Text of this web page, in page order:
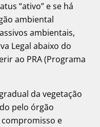
“ativo” e se há
ambiental
ambientais,
Legal abaixo do
ao PRA (Programa
da vegetação
pelo órgão
e